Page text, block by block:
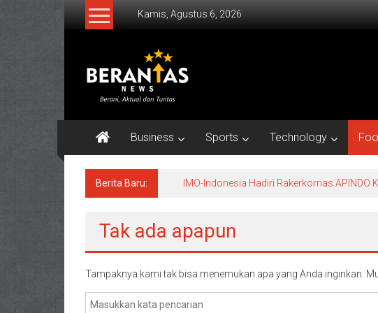
Lompat
Kamis, Agustus 6, 2026
BERANTAS
NEWS
Tuntas.
Business Sports Technology
Berita Baru: IMO-Indonesia Hadiri Rakerkornas APINDO
Tak ada apapun
Tampaknya kami tak bisa menemukan apa yang Anda inginkan.